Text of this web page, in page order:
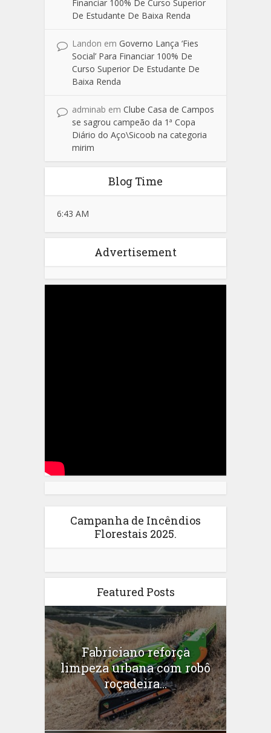
Financiar 100% De Curso Superior
De Estudante De Baixa Renda
Landon em Governo Lança ‘Fies
Social’ Para Financiar 100% De
Curso Superior De Estudante De
Baixa Renda
adminab em Clube Casa de Campos
se sagrou campeão da 1ª Copa
Diário do Aço\Sicoob na categoria
mirim
Blog Time
6:43 AM
Advertisement
Campanha de Incêndios
Florestais 2025.
Featured Posts
Fabriciano reforça
limpeza urbana com robô
roçadeira...